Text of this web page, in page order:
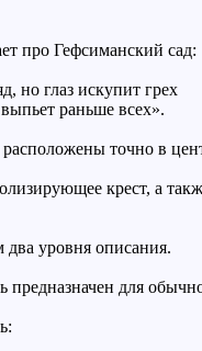
про Гефсиманский сад:
но глаз искупит грех
раньше всех».
точно в
крест, а
уровня описания.
для